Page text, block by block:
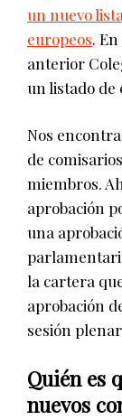
un nuevo
europeos.
anterior
un listado de
Nos
de
miembros.
aprobación
una
la cartera
aprobación
sesión
Quién es
nuevos